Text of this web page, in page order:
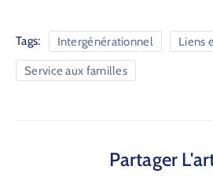
Tags: Intergénérationnel Liens
Service aux familles
Partager